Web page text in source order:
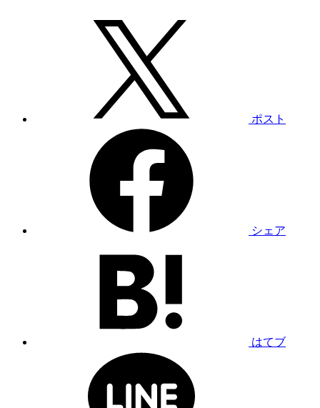
ポスト
シェア
はてブ